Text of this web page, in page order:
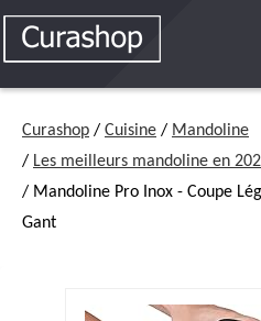
Curashop / Cuisine / Mandoline
/ Les meilleurs mandoline en
/ Mandoline Pro Inox - Coupe
Gant